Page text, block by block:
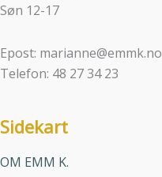
Søn 12-17
Epost: marianne@emmk.no
Telefon: 48 27 34 23
Sidekart
OM EMM K.